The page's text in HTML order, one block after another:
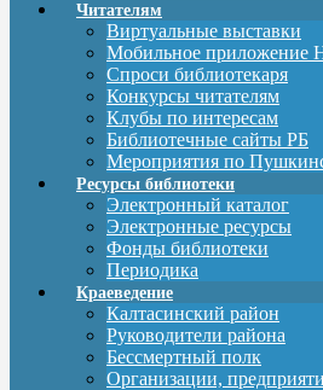
Читателям
Виртуальные выставки
Мобильное приложение
Спроси библиотекаря
Конкурсы читателям
Клубы по интересам
Библиотечные сайты РБ
Мероприятия по
Ресурсы библиотеки
Электронный каталог
Электронные ресурсы
Фонды библиотеки
Периодика
Краеведение
Калтасинский район
Руководители района
Бессмертный полк
Организации,